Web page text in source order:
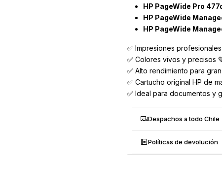
HP PageWide Pro
HP PageWide
HP PageWide
✅ Impresiones
✅ Colores vivos y precisos
✅ Alto rendimiento para
✅ Cartucho original HP de
✅ Ideal para documentos y
Despachos a todo Chile
Políticas de devolución